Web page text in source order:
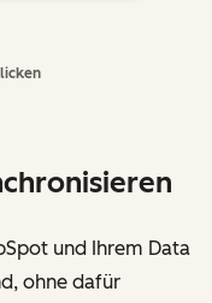
und Ihrem Data
ohne dafür